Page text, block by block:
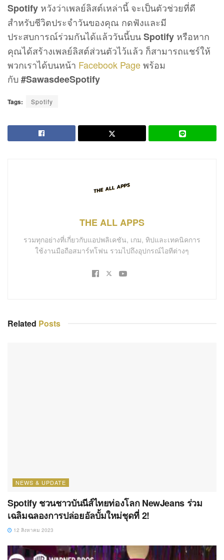
Spotify หวังว่าเพลย์ลิสต์เหล่านี้ จะเป็นตัวช่วยที่ดี
สำหรับชีวิตประจำวันของคุณ กดฟังและมี
ประสบการณ์ร่วมกันได้แล้ววันนี้บนSpotify หรือหาก
คุณได้สร้างเพลย์ลิสต์ส่วนตัวไว้แล้ว ก็สามารถแชร์ให้
พวกเราได้บนหน้า Facebook Pageพร้อม
กับ #SawasdeeSpotify
Tags: Spotify
THE ALL APPS
รวมทุกอย่างที่เกี่ยวกับแอปพลิเคชัน, เกม, ทิปและเทคนิคการ
ใช้งานมือถือสมาร์ทโฟน รวมไปถึงอุปกรณ์ไอทีต่างๆ
Related Posts
NEWS & UPDATE
Spotify ชวนชาวบันนีส์ไทยท่องโลก NewJeans ร่วม
เฉลิมฉลองการปล่อยอัลบั้มใหม่ชุดที่ 2!
12 สิงหาคม 2023